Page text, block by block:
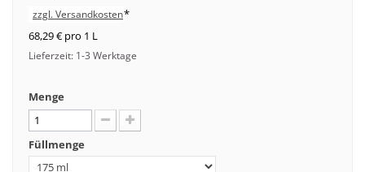
zzgl. Versandkosten*
68,29 € pro 1 L
Lieferzeit: 1-3 Werktage
Menge
Füllmenge